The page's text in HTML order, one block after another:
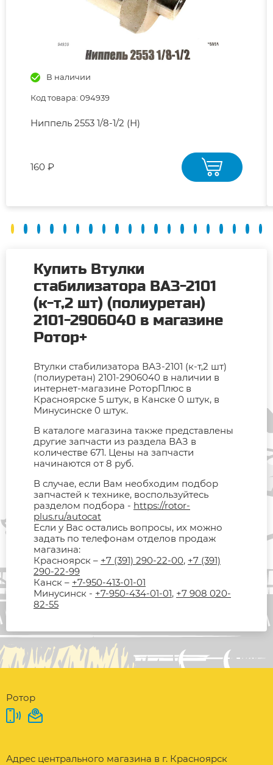
В наличии
Код товара: 094939
Ниппель 2553 1/8-1/2 (Н)
160 ₽
Купить Втулки
стабилизатора ВАЗ-2101
(к-т,2 шт) (полиуретан)
2101-2906040 в магазине
Ротор+
Втулки стабилизатора ВАЗ-2101 (к-т,2 шт)
(полиуретан) 2101-2906040 в наличии в
интернет-магазине РоторПлюс в
Красноярске 5 штук, в Канске 0 штук, в
Минусинске 0 штук.
В каталоге магазина также представлены
другие запчасти из раздела ВАЗ в
количестве 671. Цены на запчасти
начинаются от 8 руб.
В случае, если Вам необходим подбор
запчастей к технике, воспользуйтесь
разделом подбора - https://rotor-
plus.ru/autocat
Если у Вас остались вопросы, их можно
задать по телефонам отделов продаж
магазина:
Красноярск – +7 (391) 290-22-00, +7 (391)
290-22-99
Канск – +7-950-413-01-01
Минусинск - +7-950-434-01-01, +7 908 020-
82-55
Ротор
Адрес центрального магазина в г. Красноярск